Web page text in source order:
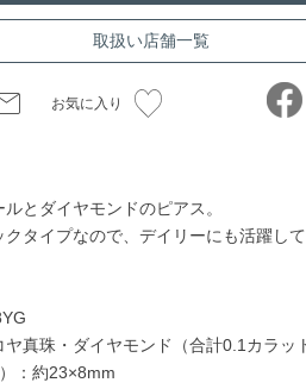
取扱い店舗一覧
お気に入り
ルとダイヤモンドのピアス。
タイプなので、デイリーにも活躍して
真珠・ダイヤモンド（合計0.1カラッ
：約23×8mm